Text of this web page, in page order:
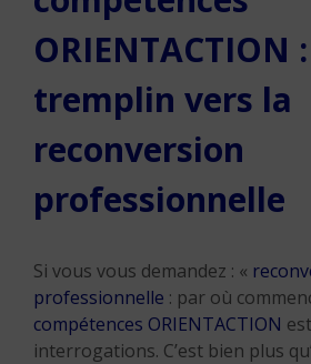
ORIENTACTION
tremplin vers la
reconversion
professionnelle
Si vous vous demandez : «
professionnelle : par où
compétences ORIENTACTION
interrogations. C’est bien plus